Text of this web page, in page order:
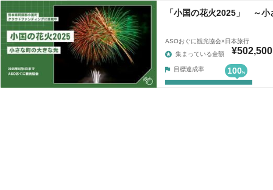
「小国の花火2025」 ～小
ASOおぐに観光協会×日本旅行
集まっている金額
¥502,500
目標達成率 100%